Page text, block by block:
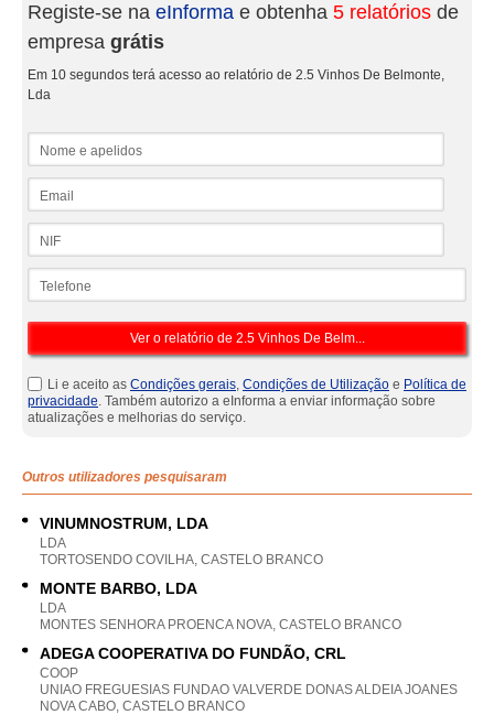
Registe-se na eInforma e obtenha 5 relatórios de
empresa grátis
Em 10 segundos terá acesso ao relatório de 2.5 Vinhos De Belmonte,
Lda
Li e aceito as Condições gerais, Condições de Utilização e Política de
privacidade. Também autorizo a eInforma a enviar informação sobre
atualizações e melhorias do serviço.
Outros utilizadores pesquisaram
VINUMNOSTRUM, LDA
LDA
TORTOSENDO COVILHA, CASTELO BRANCO
MONTE BARBO, LDA
LDA
MONTES SENHORA PROENCA NOVA, CASTELO BRANCO
ADEGA COOPERATIVA DO FUNDÃO, CRL
COOP
UNIAO FREGUESIAS FUNDAO VALVERDE DONAS ALDEIA JOANES
NOVA CABO, CASTELO BRANCO